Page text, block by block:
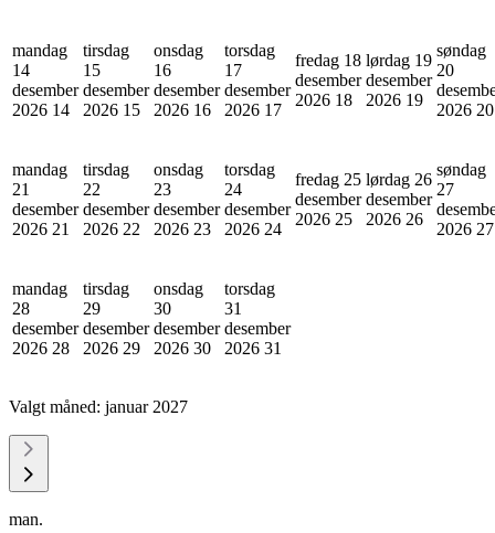
mandag
14
desember
2026 14
tirsdag
15
desember
2026 15
onsdag
16
desember
2026 16
torsdag
17
desember
2026 17
fredag 18
desember
2026 18
lørdag 19
desember
2026 19
søndag
20
2026 20
mandag
21
desember
2026 21
tirsdag
22
desember
2026 22
onsdag
23
desember
2026 23
torsdag
24
desember
2026 24
fredag 25
desember
2026 25
lørdag 26
desember
2026 26
søndag
27
2026 27
mandag
28
desember
2026 28
tirsdag
29
desember
2026 29
onsdag
30
desember
2026 30
torsdag
31
desember
2026 31
Valgt måned: januar 2027
man.